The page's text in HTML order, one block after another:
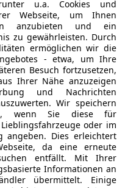
Nach Oben
Online-Automarkt.
u.a. Cookies und
Webseite, um Ihnen
anzubieten und ein
zu gewährleisten. Durch
ermöglichen wir die
- etwa, um Ihre
Besuch fortzusetzen,
Ihrer Nähe anzuzeigen
und Nachrichten
Wir speichern
wenn Sie diese für
oder im
angeben. Dies erleichtert
da eine erneute
entfällt. Mit Ihrer
Informationen an
übermittelt. Einige